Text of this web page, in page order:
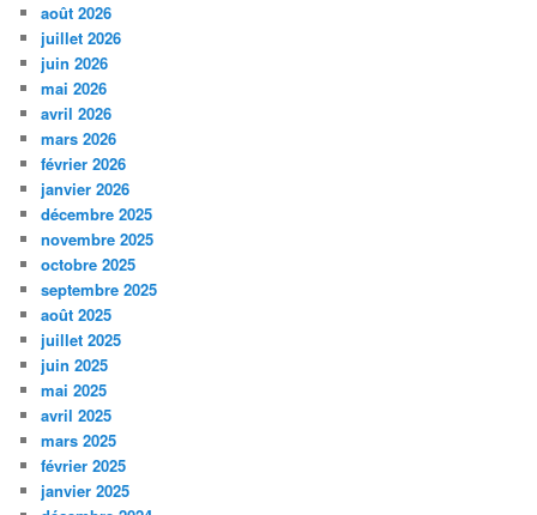
août 2026
juillet 2026
juin 2026
mai 2026
avril 2026
mars 2026
février 2026
janvier 2026
décembre 2025
novembre 2025
octobre 2025
septembre 2025
août 2025
juillet 2025
juin 2025
mai 2025
avril 2025
mars 2025
février 2025
janvier 2025